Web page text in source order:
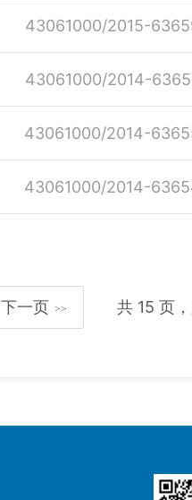
43061000/2015-
43061000/2014-
43061000/2014-
43061000/2014-
下一页 >> 共 15 页